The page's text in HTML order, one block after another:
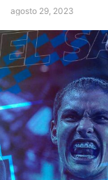
agosto 29, 2023